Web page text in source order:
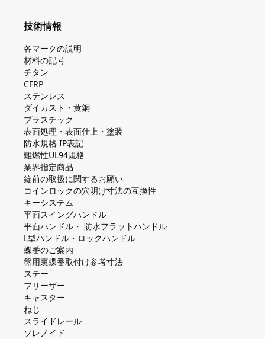
技術情報
各マークの説明
材料の記号
チタン
CFRP
ステンレス
ダイカスト・⻩銅
プラスチック
表面処理・表面仕上・塗装
防⽔規格 IP表記
難燃性UL94規格
業界指定商品
錠前の取扱に関するお願い
コインロックの⽳明け⼨法の互換性
キーシステム
平⾯スイングハンドル
平⾯ハンドル・ 防⽔フラットハンドル
L型ハンドル・ロックハンドル
蝶番のご案内
盤⽤裏蝶番取付け参考⼨法
ステー
フリーザー
キャスター
ねじ
スライドレール
ソレノイド